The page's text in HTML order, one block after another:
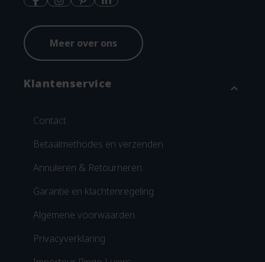
Meer over ons
Klantenservice expand_more
Contact
Betaalmethodes en verzenden
Annuleren & Retourneren
Garantie en klachtenregeling
Algemene voorwaarden
Privacyverklaring